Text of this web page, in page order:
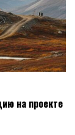
на проекте